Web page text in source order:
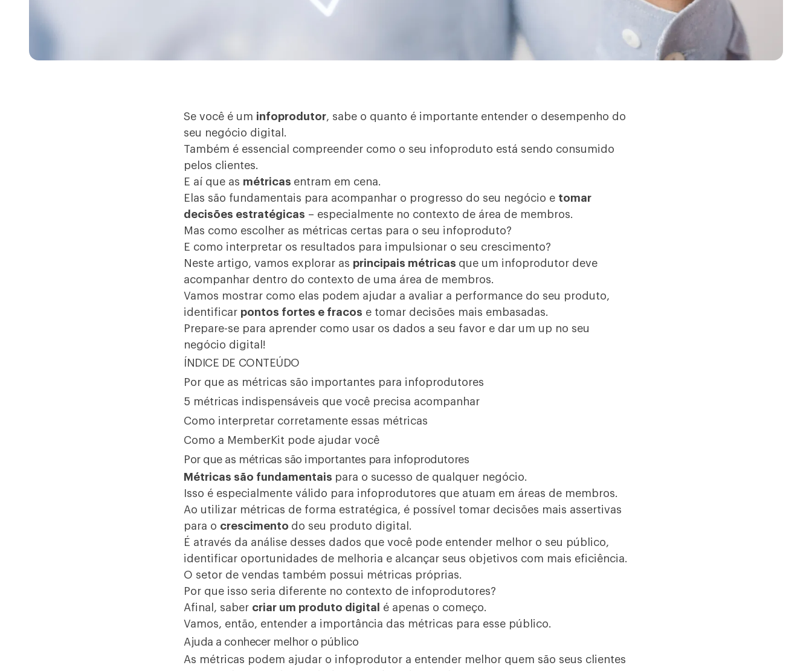
Se você é um infoprodutor, sabe o quanto é importante entender o desempenho do
seu negócio digital.
Também é essencial compreender como o seu infoproduto está sendo consumido
pelos clientes.
E aí que as métricas entram em cena.
Elas são fundamentais para acompanhar o progresso do seu negócio e tomar
decisões estratégicas – especialmente no contexto de área de membros.
Mas como escolher as métricas certas para o seu infoproduto?
E como interpretar os resultados para impulsionar o seu crescimento?
Neste artigo, vamos explorar as principais métricas que um infoprodutor deve
acompanhar dentro do contexto de uma área de membros.
Vamos mostrar como elas podem ajudar a avaliar a performance do seu produto,
identificar pontos fortes e fracos e tomar decisões mais embasadas.
Prepare-se para aprender como usar os dados a seu favor e dar um up no seu
negócio digital!
ÍNDICE DE CONTEÚDO
Por que as métricas são importantes para infoprodutores
5 métricas indispensáveis que você precisa acompanhar
Como interpretar corretamente essas métricas
Como a MemberKit pode ajudar você
Por que as métricas são importantes para infoprodutores
Métricas são fundamentais para o sucesso de qualquer negócio.
Isso é especialmente válido para infoprodutores que atuam em áreas de membros.
Ao utilizar métricas de forma estratégica, é possível tomar decisões mais assertivas
para o crescimento do seu produto digital.
É através da análise desses dados que você pode entender melhor o seu público,
identificar oportunidades de melhoria e alcançar seus objetivos com mais eficiência.
O setor de vendas também possui métricas próprias.
Por que isso seria diferente no contexto de infoprodutores?
Afinal, saber criar um produto digital
é apenas o começo.
Vamos, então, entender a importância das métricas para esse público.
Ajuda a conhecer melhor o público
As métricas podem ajudar o infoprodutor a entender melhor quem são seus clientes